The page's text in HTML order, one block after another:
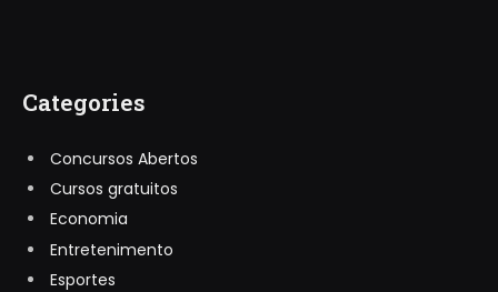
Categories
Concursos Abertos
Cursos gratuitos
Economia
Entretenimento
Esportes